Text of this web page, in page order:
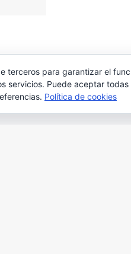
terceros para garantizar el
servicios. Puede aceptar
Política de cookies